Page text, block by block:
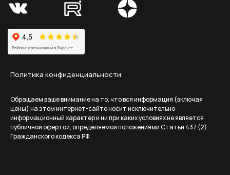
Политика конфиденциальности
Обращаем ваше внимание на то, что вся информация (включая
цены) на этом интернет-сайте носит исключительно
информационный характер и ни при каких условиях не является
публичной офертой, определяемой положениями Статьи 437 (2)
Гражданского кодекса РФ.